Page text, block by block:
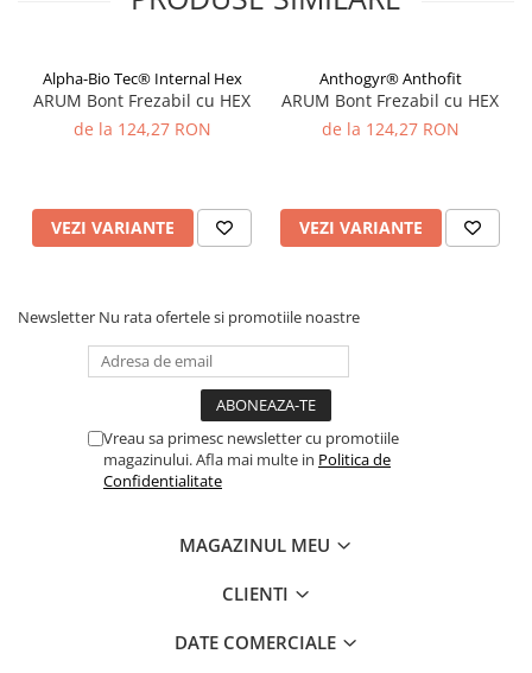
Alpha-Bio Tec® Internal Hex
ARUM Bont Frezabil cu HEX
de la 124,27 RON
VEZI VARIANTE
Anthogyr® Anthofit
ARUM Bont Frezabil cu HEX
de la 124,27 RON
VEZI VARIANTE
Newsletter Nu rata ofertele si promotiile noastre
Vreau sa primesc newsletter cu promotiile
magazinului. Afla mai multe in Politica de
Confidentialitate
MAGAZINUL MEU
CLIENTI
DATE COMERCIALE